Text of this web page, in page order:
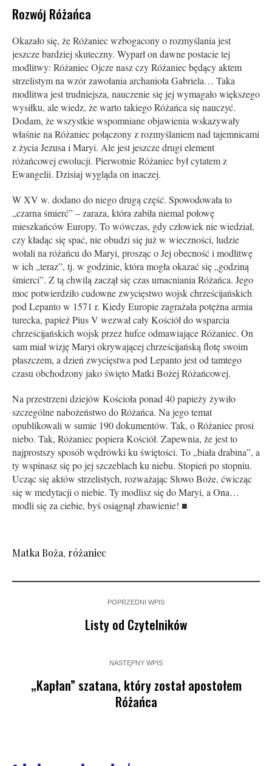
Rozwój Różańca
Okazało się, że Różaniec wzbogacony o rozmyślania jest
jeszcze bardziej skuteczny. Wyparł on dawne postacie tej
modlitwy: Różaniec Ojcze nasz czy Różaniec będący aktem
strzelistym na wzór zawołania archanioła Gabriela… Taka
modlitwa jest trudniejsza, nauczenie się jej wymagało większego
wysiłku, ale wiedz, że warto takiego Różańca się nauczyć.
Dodam, że wszystkie wspomniane objawienia wskazywały
właśnie na Różaniec połączony z rozmyślaniem nad tajemnicami
z życia Jezusa i Maryi. Ale jest jeszcze drugi element
różańcowej ewolucji. Pierwotnie Różaniec był cytatem z
Ewangelii. Dzisiaj wygląda on inaczej.
W XV w. dodano do niego drugą część. Spowodowała to
„czarna śmierć” – zaraza, która zabiła niemal połowę
mieszkańców Europy. To wówczas, gdy człowiek nie wiedział,
czy kładąc się spać, nie obudzi się już w wieczności, ludzie
wołali na różańcu do Maryi, prosząc o Jej obecność i modlitwę
w ich „teraz”, tj. w godzinie, która mogła okazać się „godziną
śmierci”. Z tą chwilą zaczął się czas umacniania Różańca. Jego
moc potwierdziło cudowne zwycięstwo wojsk chrześcijańskich
pod Lepanto w 1571 r. Kiedy Europie zagrażała potężna armia
turecka, papież Pius V wezwał cały Kościół do wsparcia
chrześcijańskich wojsk przez hufce odmawiające Różaniec. On
sam miał wizję Maryi okrywającej chrześcijańską flotę swoim
płaszczem, a dzień zwycięstwa pod Lepanto jest od tamtego
czasu obchodzony jako święto Matki Bożej Różańcowej.
Na przestrzeni dziejów Kościoła ponad 40 papieży żywiło
szczególne nabożeństwo do Różańca. Na jego temat
opublikowali w sumie 190 dokumentów. Tak, o Różaniec prosi
niebo. Tak, Różaniec popiera Kościół. Zapewnia, że jest to
najprostszy sposób wędrówki ku świętości. To „biała drabina”, a
ty wspinasz się po jej szczeblach ku niebu. Stopień po stopniu.
Ucząc się aktów strzelistych, rozważając Słowo Boże, ćwicząc
się w medytacji o niebie. Ty modlisz się do Maryi, a Ona…
modli się za ciebie, byś osiągnął zbawienie! ■
Matka Boża, różaniec
POPRZEDNI WPIS
Listy od Czytelników
NASTĘPNY WPIS
„Kapłan” szatana, który został apostołem
Różańca